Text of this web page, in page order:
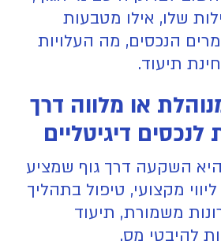
שלו, אילו מטבעות
הנכסים, מה העלויות
תיעוד.
או מלווה דרך
דיגיטליים
השקעה דרך גוף שמציע
מקצועי, טיפול בתהליך
משמורת, תיעוד
להיבטי מס.